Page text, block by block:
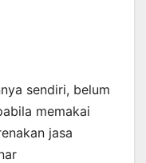
sendiri, belum
memakai
jasa